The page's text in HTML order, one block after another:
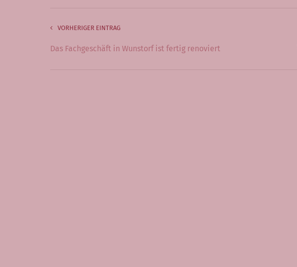
VORHERIGER EINTRAG
Das Fachgeschäft in Wunstorf ist fertig renoviert